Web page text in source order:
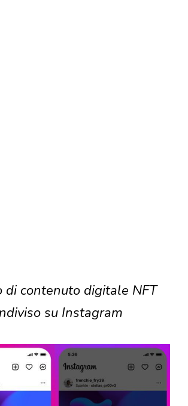
di contenuto digitale NFT
su Instagram